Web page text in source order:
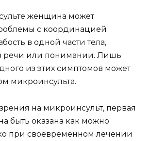
женщина может
с координацией
в одной части тела,
речи или понимании. Лишь
из этих симптомов может
микроинсульта.
на микроинсульт, первая
быть оказана как можно
при своевременном лечении